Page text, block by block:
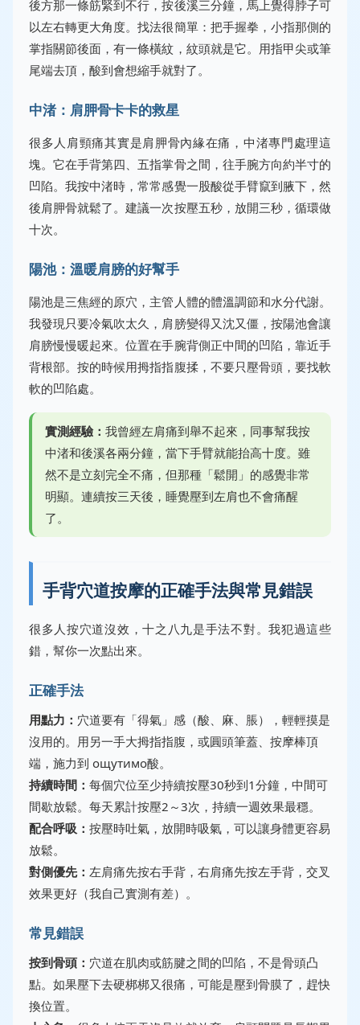
後方那一條筋緊到不行，按後溪三分鐘，馬上覺得脖子可
以左右轉更大角度。找法很簡單：把手握拳，小指那側的
掌指關節後面，有一條橫紋，紋頭就是它。用指甲尖或筆
尾端去頂，酸到會想縮手就對了。
中渚：肩胛骨卡卡的救星
很多人肩頸痛其實是肩胛骨內緣在痛，中渚專門處理這
塊。它在手背第四、五指掌骨之間，往手腕方向約半寸的
凹陷。我按中渚時，常常感覺一股酸從手臂竄到腋下，然
後肩胛骨就鬆了。建議一次按壓五秒，放開三秒，循環做
十次。
陽池：溫暖肩膀的好幫手
陽池是三焦經的原穴，主管人體的體溫調節和水分代謝。
我發現只要冷氣吹太久，肩膀變得又沈又僵，按陽池會讓
肩膀慢慢暖起來。位置在手腕背側正中間的凹陷，靠近手
背根部。按的時候用拇指指腹揉，不要只壓骨頭，要找軟
軟的凹陷處。
實測經驗： 我曾經左肩痛到舉不起來，同事幫我按
中渚和後溪各兩分鐘，當下手臂就能抬高十度。雖
然不是立刻完全不痛，但那種「鬆開」的感覺非常
明顯。連續按三天後，睡覺壓到左肩也不會痛醒
了。
手背穴道按摩的正確手法與常見錯誤
很多人按穴道沒效，十之八九是手法不對。我犯過這些
錯，幫你一次點出來。
正確手法
用點力： 穴道要有「得氣」感（酸、麻、脹），輕輕摸是
沒用的。用另一手大拇指指腹，或圓頭筆蓋、按摩棒頂
端，施力到 ощутимо酸。
持續時間： 每個穴位至少持續按壓30秒到1分鐘，中間可
間歇放鬆。每天累計按壓2～3次，持續一週效果最穩。
配合呼吸： 按壓時吐氣，放開時吸氣，可以讓身體更容易
放鬆。
對側優先： 左肩痛先按右手背，右肩痛先按左手背，交叉
效果更好（我自己實測有差）。
常見錯誤
按到骨頭： 穴道在肌肉或筋腱之間的凹陷，不是骨頭凸
點。如果壓下去硬梆梆又很痛，可能是壓到骨膜了，趕快
換位置。